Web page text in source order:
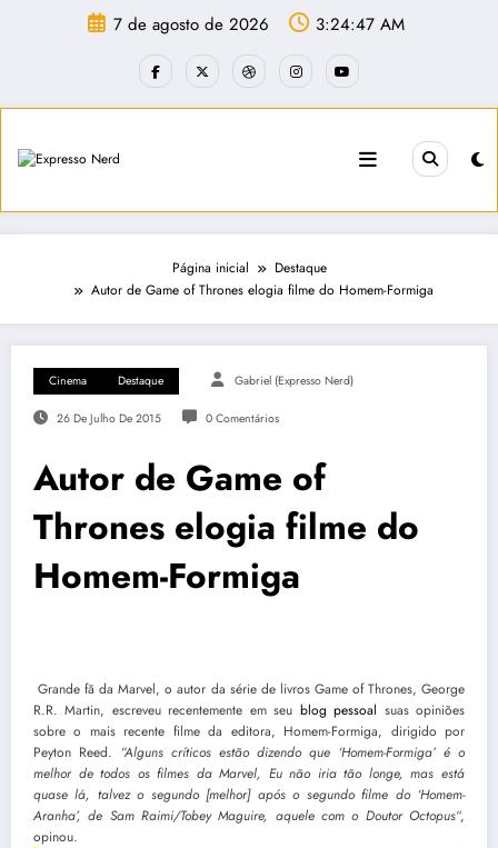
7 de agosto de 2026 3:24:47 AM
Página inicial
Destaque
Autor de Game of Thrones elogia filme do Homem-Formiga
Cinema Destaque Gabriel (Expresso Nerd)
26 De Julho De 2015 0 Comentários
Autor de Game of
Thrones elogia filme do
Homem-Formiga
Grande fã da Marvel, o autor da série de livros Game of Thrones, George
R.R. Martin, escreveu recentemente em seu blog pessoal suas opiniões
sobre o mais recente filme da editora, Homem-Formiga, dirigido por
Peyton Reed. “Alguns críticos estão dizendo que ‘Homem-Formiga’ é o
melhor de todos os filmes da Marvel, Eu não iria tão longe, mas está
quase lá, talvez o segundo [melhor] após o segundo filme do ‘Homem-
Aranha’, de Sam Raimi/Tobey Maguire, aquele com o Doutor Octopus“,
opinou.